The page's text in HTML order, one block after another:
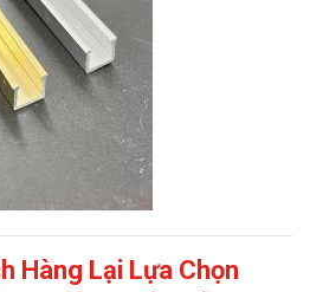
Hàng Lại Lựa Chọn